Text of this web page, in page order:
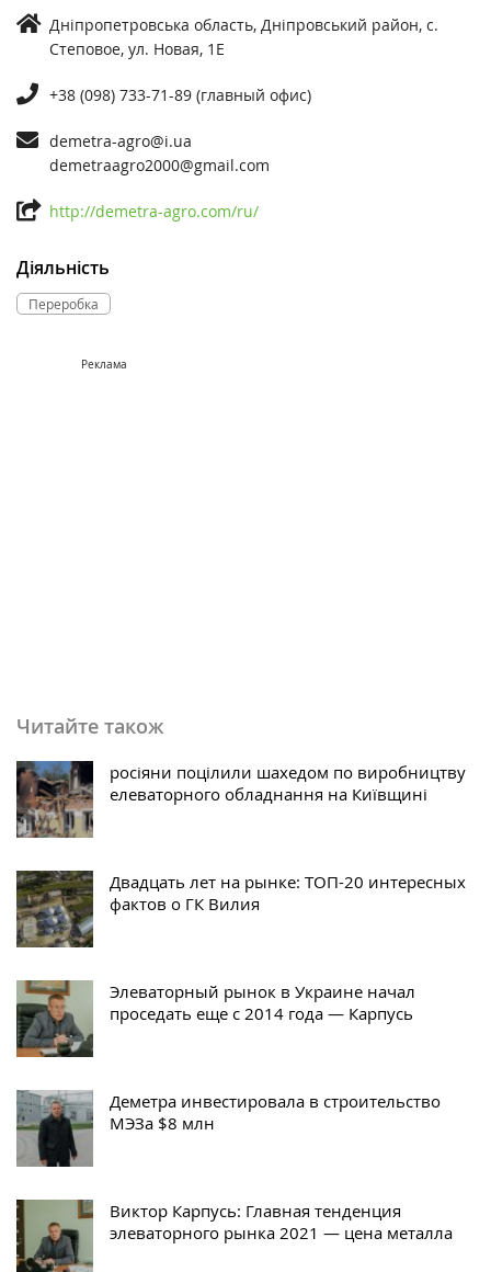
Дніпропетровська область, Дніпровський район, с.
Степовое, ул. Новая, 1Е
+38 (098) 733-71-89 (главный офис)
demetra-agro@i.ua
demetraagro2000@gmail.com
http://demetra-agro.com/ru/
Діяльність
Переробка
Реклама
Читайте також
росіяни поцілили шахедом по виробництву
елеваторного обладнання на Київщині
Двадцать лет на рынке: ТОП-20 интересных
фактов о ГК Вилия
Элеваторный рынок в Украине начал
проседать еще с 2014 года — Карпусь
Деметра инвестировала в строительство
МЭЗа $8 млн
Виктор Карпусь: Главная тенденция
элеваторного рынка 2021 — цена металла